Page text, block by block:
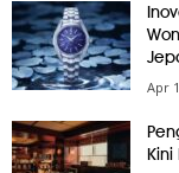
Apr
Kini